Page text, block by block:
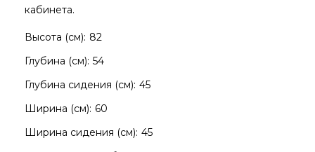
кабинета.
Высота (см): 82
Глубина (см): 54
Глубина сидения (см): 45
Ширина (см): 60
Ширина сидения (см): 45